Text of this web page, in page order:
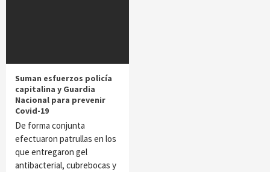
Suman esfuerzos policía
capitalina y Guardia
Nacional para prevenir
Covid-19
De forma conjunta
efectuaron patrullas en los
que entregaron gel
antibacterial, cubrebocas y